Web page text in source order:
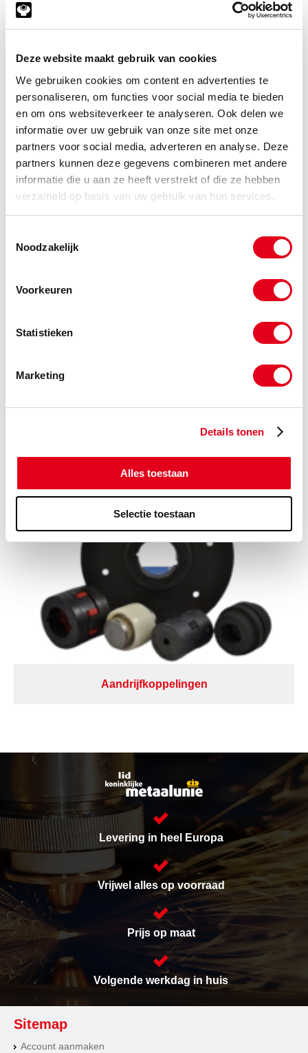
Deze website maakt gebruik van cookies
We gebruiken cookies om content en advertenties te
personaliseren, om functies voor social media te bieden
en om ons websiteverkeer te analyseren. Ook delen we
informatie over uw gebruik van onze site met onze
partners voor social media, adverteren en analyse. Deze
partners kunnen deze gegevens combineren met andere
informatie die u aan ze heeft verstrekt of die ze hebben
verzameld op basis van uw gebruik van hun services.
Noodzakelijk
Voorkeuren
Statistieken
Marketing
Details tonen
Alles toestaan
Selectie toestaan
Aandrijfkettingen en kettingwielen kopen
Aandrijfkoppelingen
Levering in heel Europa
Vrijwel alles op voorraad
Prijs op maat
Volgende werkdag in huis
Sitemap
Account aanmaken